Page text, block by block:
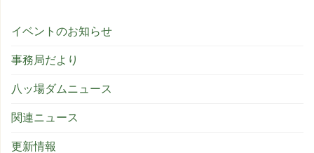
イベントのお知らせ
事務局だより
八ッ場ダムニュース
関連ニュース
更新情報